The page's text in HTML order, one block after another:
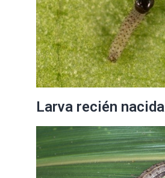
Larva recién nacida